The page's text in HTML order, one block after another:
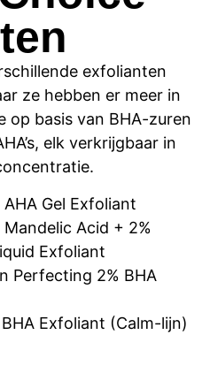
exfolianten
ze hebben er meer in
op basis van BHA-zuren
elk verkrijgbaar in
AHA Gel Exfoliant
Mandelic Acid + 2%
Exfoliant
Perfecting 2% BHA
BHA Exfoliant (Calm-lijn)